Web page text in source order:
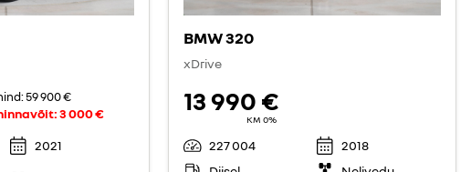
59 900 €
3 000 €
2021
BMW 320
xDrive
13 990 €
KM 0%
227 004
2018